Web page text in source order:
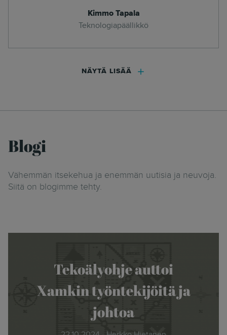
Kimmo Tapala
Teknologiapäällikkö
NÄYTÄ LISÄÄ
Blogi
Vähemmän itsekehua ja enemmän uutisia ja neuvoja.
Siitä on blogimme tehty.
Tekoälyohje auttoi
Xamkin työntekijöitä ja
johtoa